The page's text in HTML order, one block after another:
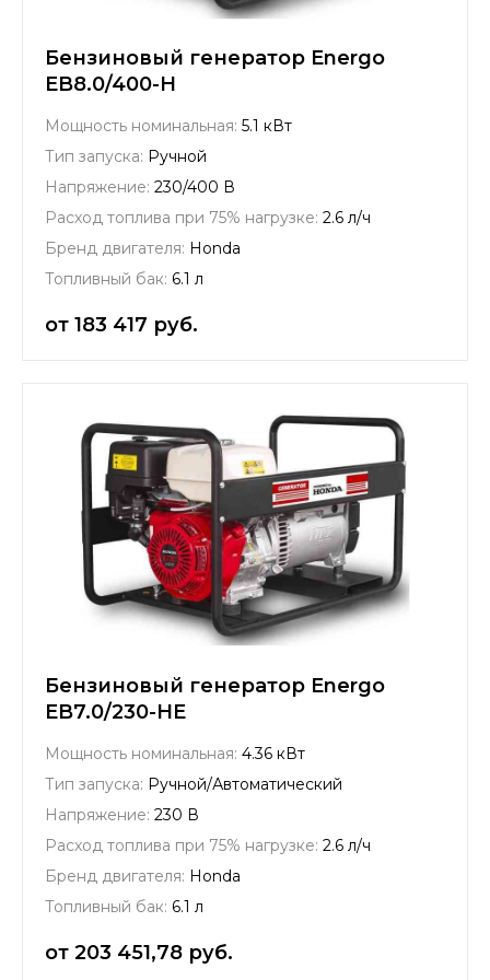
Бензиновый генератор Energo
EB8.0/400-H
Мощность номинальная: 5.1 кВт
Тип запуска: Ручной
Напряжение: 230/400 В
Расход топлива при 75% нагрузке: 2.6 л/ч
Бренд двигателя: Honda
Топливный бак: 6.1 л
от 183 417 руб.
Бензиновый генератор Energo
EB7.0/230-HE
Мощность номинальная: 4.36 кВт
Тип запуска: Ручной/Автоматический
Напряжение: 230 В
Расход топлива при 75% нагрузке: 2.6 л/ч
Бренд двигателя: Honda
Топливный бак: 6.1 л
от 203 451,78 руб.